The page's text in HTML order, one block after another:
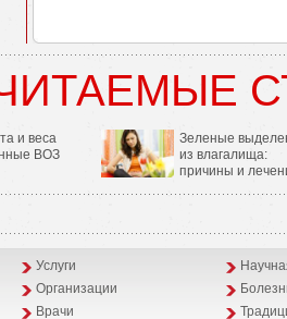
и веса
ВОЗ
Зеленые
из влагалища:
причины и
Услуги
Организации
Врачи